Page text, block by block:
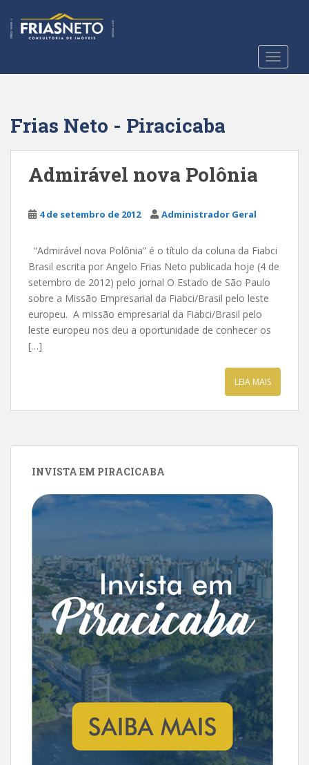
t
Frias Neto - Piracicaba
Admirável nova Polônia
4 de setembro de 2012 Administrador Geral
“Admirável nova Polônia” é o título da coluna da Fiabci
Brasil escrita por Angelo Frias Neto publicada hoje (4 de
setembro de 2012) pelo jornal O Estado de São Paulo
sobre a Missão Empresarial da Fiabci/Brasil pelo leste
europeu. A missão empresarial da Fiabci/Brasil pelo
leste europeu nos deu a oportunidade de conhecer os
[…]
LEIA MAIS
INVISTA EM PIRACICABA